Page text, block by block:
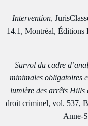
Intervention,
14.1, Montréal,
Survol du cadre
minimales obligatoires
lumière des arrêts Hills
droit criminel, vol. 537,
Anne-